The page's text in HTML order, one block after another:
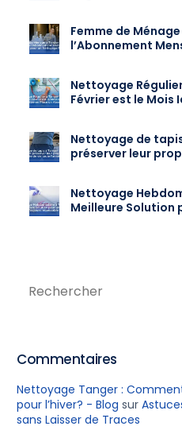
Femme de
l’Abonnement
Nettoyage
Février est le Mois
Nettoyage de
préserver leur
Nettoyage
Meilleure Solution
Commentaires
Nettoyage Tanger :
pour l’hiver? - Blog sur
sans Laisser de Traces